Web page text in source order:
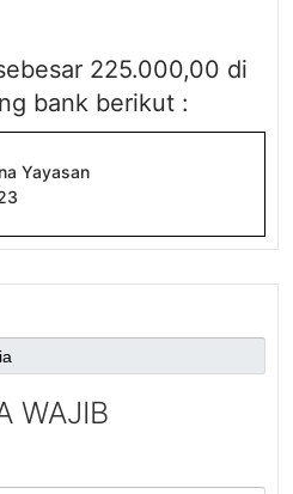
225.000,00 di
bank berikut :
Yayasan
WAJIB